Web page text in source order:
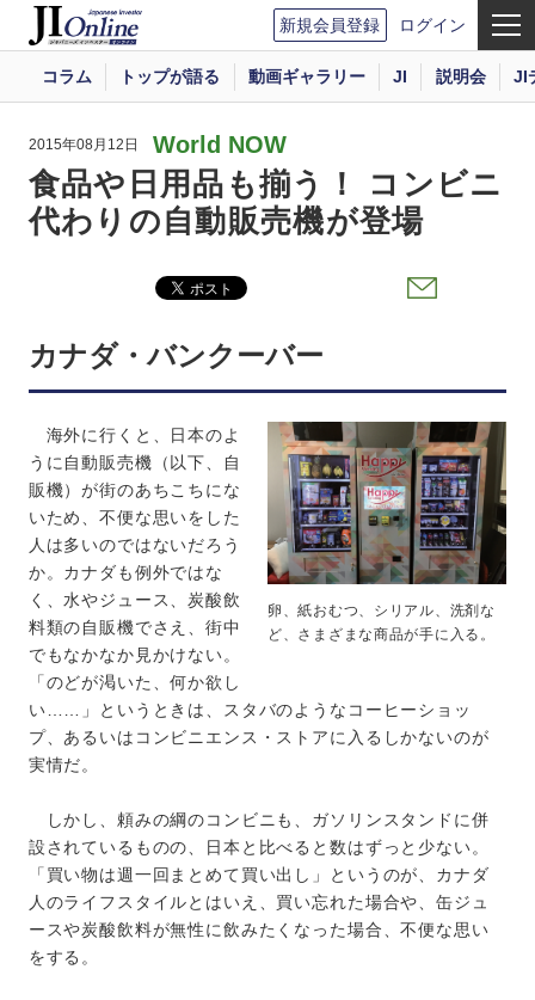
新規会員登録 ログイン
コラム トップが語る 動画ギャラリー JI 説明会 JI
2015年08月12日 World NOW
食品や日用品も揃う！ コンビニ
代わりの自動販売機が登場
カナダ・バンクーバー
卵、紙おむつ、シリアル、洗剤な
ど、さまざまな商品が手に入る。
海外に行くと、日本のよ
うに自動販売機（以下、自
販機）が街のあちこちにな
いため、不便な思いをした
人は多いのではないだろう
か。カナダも例外ではな
く、水やジュース、炭酸飲
料類の自販機でさえ、街中
でもなかなか見かけない。
「のどが渇いた、何か欲し
い……」というときは、スタバのようなコーヒーショッ
プ、あるいはコンビニエンス・ストアに入るしかないのが
実情だ。
しかし、頼みの綱のコンビニも、ガソリンスタンドに併
設されているものの、日本と比べると数はずっと少ない。
「買い物は週一回まとめて買い出し」というのが、カナダ
人のライフスタイルとはいえ、買い忘れた場合や、缶ジュ
ースや炭酸飲料が無性に飲みたくなった場合、不便な思い
をする。